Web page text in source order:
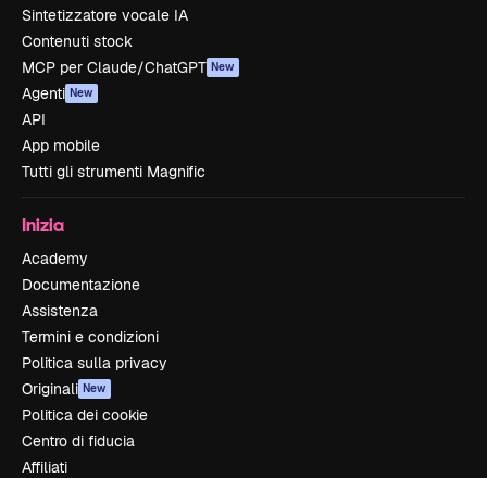
Sintetizzatore vocale IA
Contenuti stock
MCP per Claude/ChatGPT New
Agenti New
API
App mobile
Tutti gli strumenti Magnific
Inizia
Academy
Documentazione
Assistenza
Termini e condizioni
Politica sulla privacy
Originali New
Politica dei cookie
Centro di fiducia
Affiliati